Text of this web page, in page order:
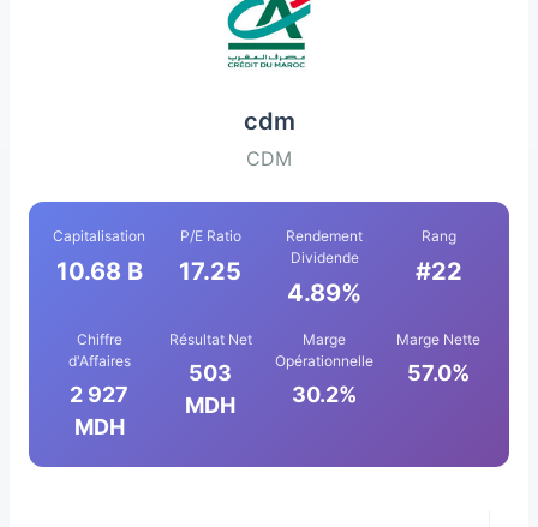
cdm
CDM
Capitalisation
10.68 B
P/E Ratio
17.25
Rendement
Dividende
4.89%
Rang
#22
Chiffre
d'Affaires
2 927
MDH
Résultat Net
503
MDH
Marge
Opérationnelle
30.2%
Marge Nette
57.0%